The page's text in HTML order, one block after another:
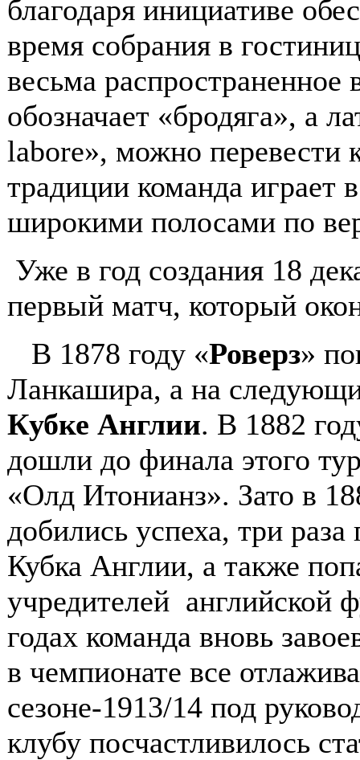
благодаря инициативе
время собрания в
весьма распространенное
обозначает «бродяга», а
labore», можно перевести
традиции команда играет
широкими полосами по
Уже в год создания 18
первый матч, который
В 1878 году «Роверз»
Ланкашира, а на
Кубке Англии. В 1882
дошли до финала этого
«Олд Итонианз». Зато в
добились успеха, три
Кубка Англии, а также
учредителей английской
годах команда вновь
в чемпионате все
сезоне-1913/14 под
клубу посчастливилось